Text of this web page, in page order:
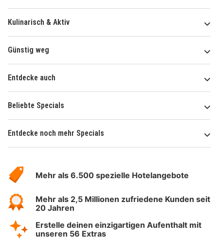
Kulinarisch & Aktiv
Günstig weg
Entdecke auch
Beliebte Specials
Entdecke noch mehr Specials
Hotelspecials
Mehr als 6.500 spezielle Hotelangebote
Mehr als 2,5 Millionen zufriedene Kunden seit
20 Jahren
Erstelle deinen einzigartigen Aufenthalt mit
unseren 56 Extras